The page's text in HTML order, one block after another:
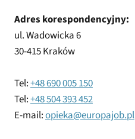
Adres korespondencyjny:
ul. Wadowicka 6
30-415 Kraków
Tel:+48 690 005 150
Tel:+48 504 393 452
E-mail:opieka@europajob.pl